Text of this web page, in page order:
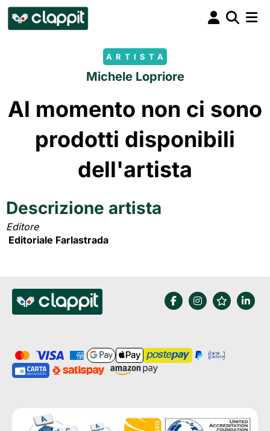
ARTISTA
Michele Lopriore
Al momento non ci sono
prodotti disponibili
dell'artista
Descrizione artista
Editore
Editoriale Farlastrada